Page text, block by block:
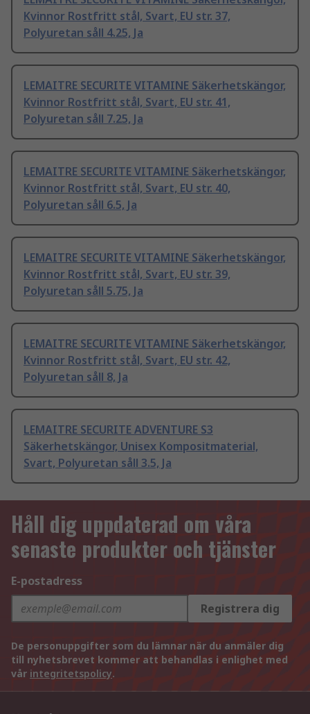
Kvinnor Rostfritt stål, Svart, EU str. 37,
Polyuretan såll 4.25, Ja
LEMAITRE SECURITE VITAMINE Säkerhetskängor,
Kvinnor Rostfritt stål, Svart, EU str. 41,
Polyuretan såll 7.25, Ja
LEMAITRE SECURITE VITAMINE Säkerhetskängor,
Kvinnor Rostfritt stål, Svart, EU str. 40,
Polyuretan såll 6.5, Ja
LEMAITRE SECURITE VITAMINE Säkerhetskängor,
Kvinnor Rostfritt stål, Svart, EU str. 39,
Polyuretan såll 5.75, Ja
LEMAITRE SECURITE VITAMINE Säkerhetskängor,
Kvinnor Rostfritt stål, Svart, EU str. 42,
Polyuretan såll 8, Ja
LEMAITRE SECURITE ADVENTURE S3
Säkerhetskängor, Unisex Kompositmaterial,
Svart, Polyuretan såll 3.5, Ja
Håll dig uppdaterad om våra
senaste produkter och tjänster
E-postadress
Registrera dig
De personuppgifter som du lämnar när du anmäler dig
till nyhetsbrevet kommer att behandlas i enlighet med
vår integritetspolicy.